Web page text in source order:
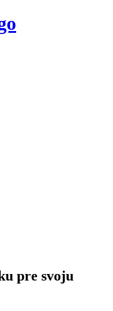
pre svoju